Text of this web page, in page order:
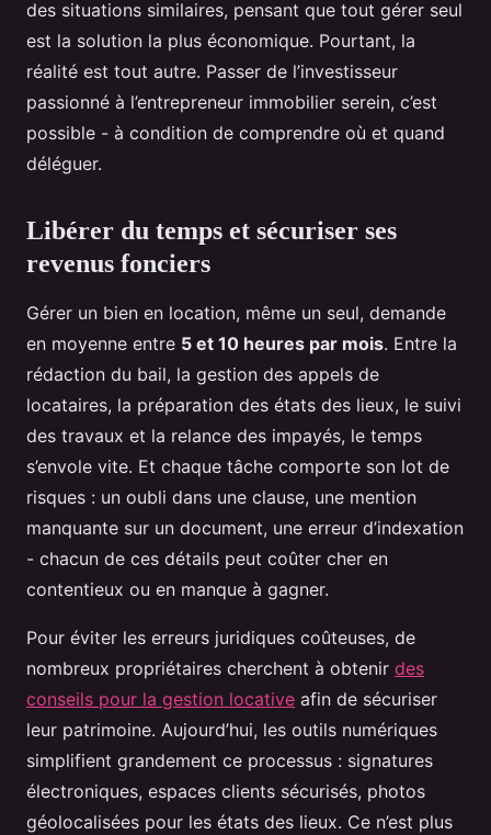
des situations similaires, pensant que tout gérer seul
est la solution la plus économique. Pourtant, la
réalité est tout autre. Passer de l’investisseur
passionné à l’entrepreneur immobilier serein, c’est
possible - à condition de comprendre où et quand
déléguer.
Libérer du temps et sécuriser ses
revenus fonciers
Gérer un bien en location, même un seul, demande
en moyenne entre 5 et 10 heures par mois. Entre la
rédaction du bail, la gestion des appels de
locataires, la préparation des états des lieux, le suivi
des travaux et la relance des impayés, le temps
s’envole vite. Et chaque tâche comporte son lot de
risques : un oubli dans une clause, une mention
manquante sur un document, une erreur d’indexation
- chacun de ces détails peut coûter cher en
contentieux ou en manque à gagner.
Pour éviter les erreurs juridiques coûteuses, de
nombreux propriétaires cherchent à obtenir des
conseils pour la gestion locative afin de sécuriser
leur patrimoine. Aujourd’hui, les outils numériques
simplifient grandement ce processus : signatures
électroniques, espaces clients sécurisés, photos
géolocalisées pour les états des lieux. Ce n’est plus